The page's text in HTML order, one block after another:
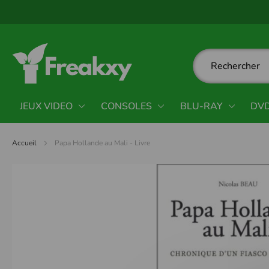
JEUX VIDEO CONSOLES BLU-RAY
Accueil Papa Hollande au Mali - Livre